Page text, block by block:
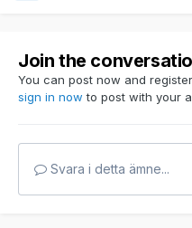
Join the
You can post now and
sign in now to post with your
Svara i detta ämne...